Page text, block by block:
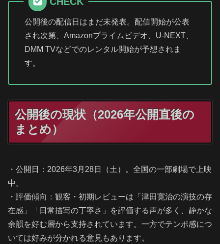
公開後の配信日はまだ未発表。配信開始が公表
され次第、Amazonプライムビデオ、U-NEXT、
DMM TVなどでのレンタル開始が予想されま
す。
公開後の現状（2026年公開直後の
まとめ）
・公開日：2026年3月28日（土）。全国の一部劇場で上映
中。
・評価傾向：観客・初期レビューは「津田寛治の演技の存
在感」「日常描写の丁寧さ」を評価する声が多く、静かな
余韻を好む層から支持されています。一方でテンポ感につ
いては好みが分かれる意見もあります。